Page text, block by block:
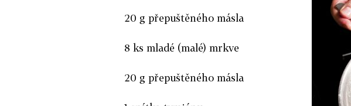
20 g přepuštěného másla
8 ks mladé (malé) mrkve
20 g přepuštěného másla